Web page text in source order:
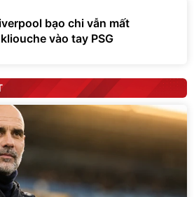
bạo chi vẫn mất
vào tay PSG